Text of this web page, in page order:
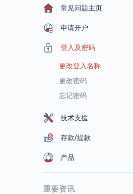
常见问题主页
申请开户
登入及密码
更改登入名称
更改密码
忘记密码
技术支援
存款/提款
产品
重要资讯